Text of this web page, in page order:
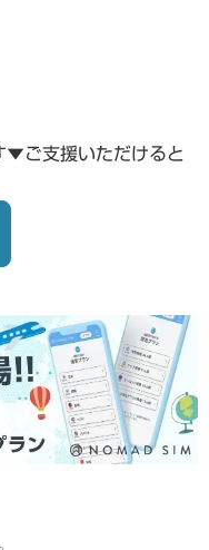
▼ご支援いただけると